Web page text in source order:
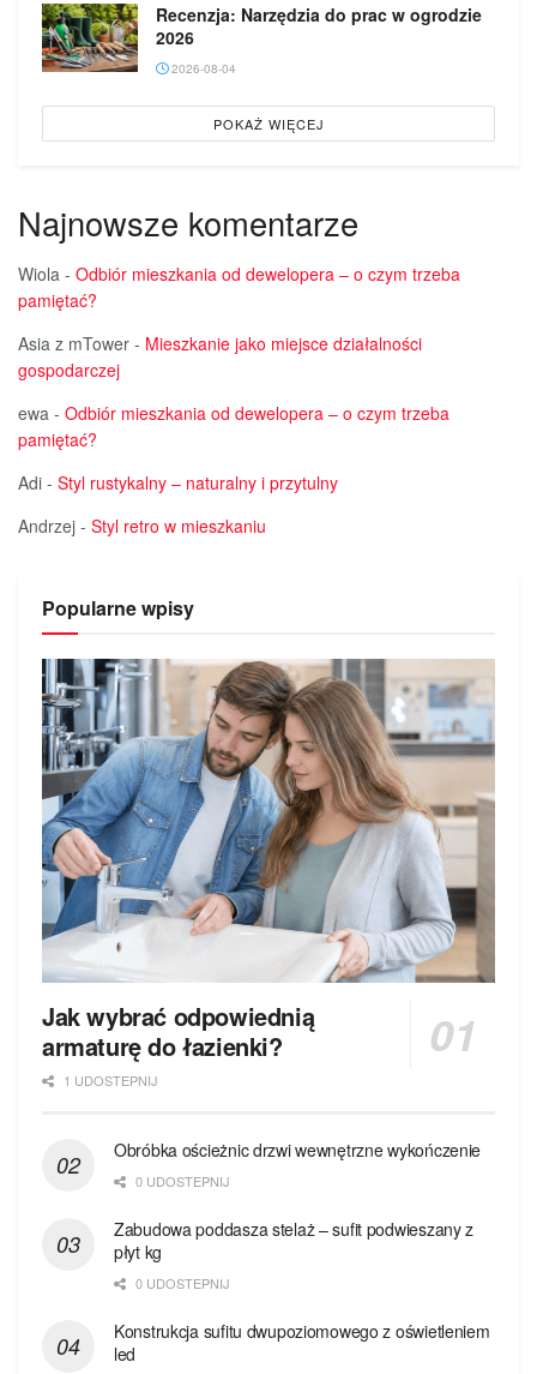
Recenzja: Narzędzia do prac w ogrodzie
2026
2026-08-04
POKAŻ WIĘCEJ
Najnowsze komentarze
Wiola - Odbiór mieszkania od dewelopera – o czym trzeba
pamiętać?
Asia z mTower - Mieszkanie jako miejsce działalności
gospodarczej
ewa - Odbiór mieszkania od dewelopera – o czym trzeba
pamiętać?
Adi - Styl rustykalny – naturalny i przytulny
Andrzej - Styl retro w mieszkaniu
Popularne wpisy
Jak wybrać odpowiednią
armaturę do łazienki?
1 UDOSTEPNIJ
Obróbka ościeżnic drzwi wewnętrzne wykończenie
0 UDOSTEPNIJ
Zabudowa poddasza stelaż – sufit podwieszany z
płyt kg
0 UDOSTEPNIJ
Konstrukcja sufitu dwupoziomowego z oświetleniem
led